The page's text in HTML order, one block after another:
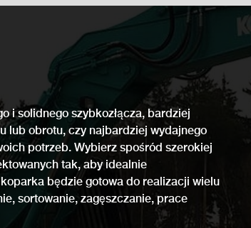
i solidnego szybkozłącza, bardziej
lub obrotu, czy najbardziej wydajnego
potrzeb. Wybierz spośród szerokiej
tak, aby idealnie
będzie gotowa do realizacji wielu
sortowanie, zagęszczanie, prace